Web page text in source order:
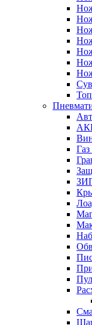
Газ